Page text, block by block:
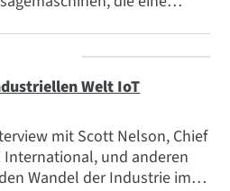
sich frühzeitig an
anzupassen, wird die
ist, intelligent werden.
Welt IoT
mit Scott Nelson, Chief
International, und anderen
Wandel der Industrie im